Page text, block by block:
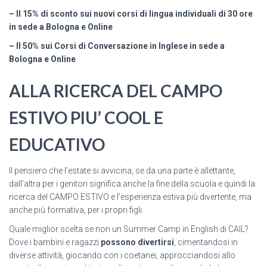
– Il 15% di sconto sui nuovi corsi di lingua individuali di 30 ore
in sede a Bologna e Online
– Il 50% sui Corsi di Conversazione in Inglese in sede a
Bologna e Online
ALLA RICERCA DEL CAMPO
ESTIVO PIU’ COOL E
EDUCATIVO
Il pensiero che l’estate si avvicina, se da una parte è allettante,
dall’altra per i genitori significa anche la fine della scuola e quindi la
ricerca del CAMPO ESTIVO e l’esperienza estiva più divertente, ma
anche più formativa, per i propri figli.
Quale miglior scelta se non un Summer Camp in English di CAIL?
Dove i bambini e ragazzi possono divertirsi , cimentandosi in
diverse attività, giocando con i coetanei, approcciandosi allo